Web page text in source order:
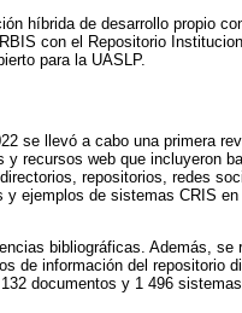
híbrida de desarrollo propio
con el Repositorio
para la UASLP.
se llevó a cabo una primera
recursos web que incluyeron
repositorios, redes
y ejemplos de sistemas CRIS en
bibliográficas. Además, se
de información del repositorio
documentos y 1 496